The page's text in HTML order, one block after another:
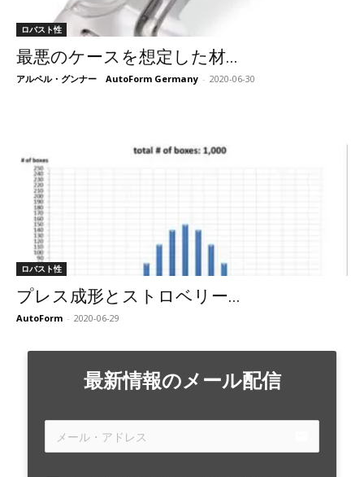
ロバスト性
最悪のケースを想定した材...
アルペル・グンナー AutoForm Germany - 2020-06-30
ロバスト性
プレス成形とストロベリー...
AutoForm - 2020-06-29
最新情報のメール配信